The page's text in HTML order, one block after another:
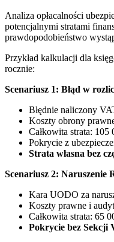
Analiza opłacalności
potencjalnymi stratami
prawdopodobieństwo
Przykład kalkulacji dla
rocznie:
Scenariusz 1: Błąd w
Błędnie naliczony
Koszty obrony
Całkowita strata: 105
Pokrycie z
Strata własna bez
Scenariusz 2: Naruszenie
Kara UODO za
Koszty prawne i
Całkowita strata: 65
Pokrycie bez Sekcji